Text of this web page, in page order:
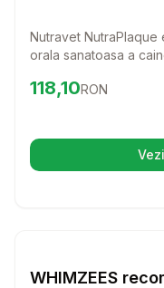
Nutravet
orala sanatoasa a
tartrului si respiratiei
Preț:118.10
118,10RON
WHIMZEES